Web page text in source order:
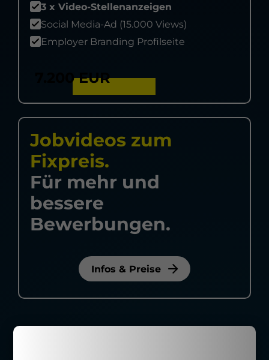
Jobvideos zum
Fixpreis.
Für mehr und
bessere
Bewerbungen.
Infos & Preise
3 x Video-Stellenanzeigen
Social Media-Ad (15.000 Views)
Employer Branding Profilseite
7.200 EUR